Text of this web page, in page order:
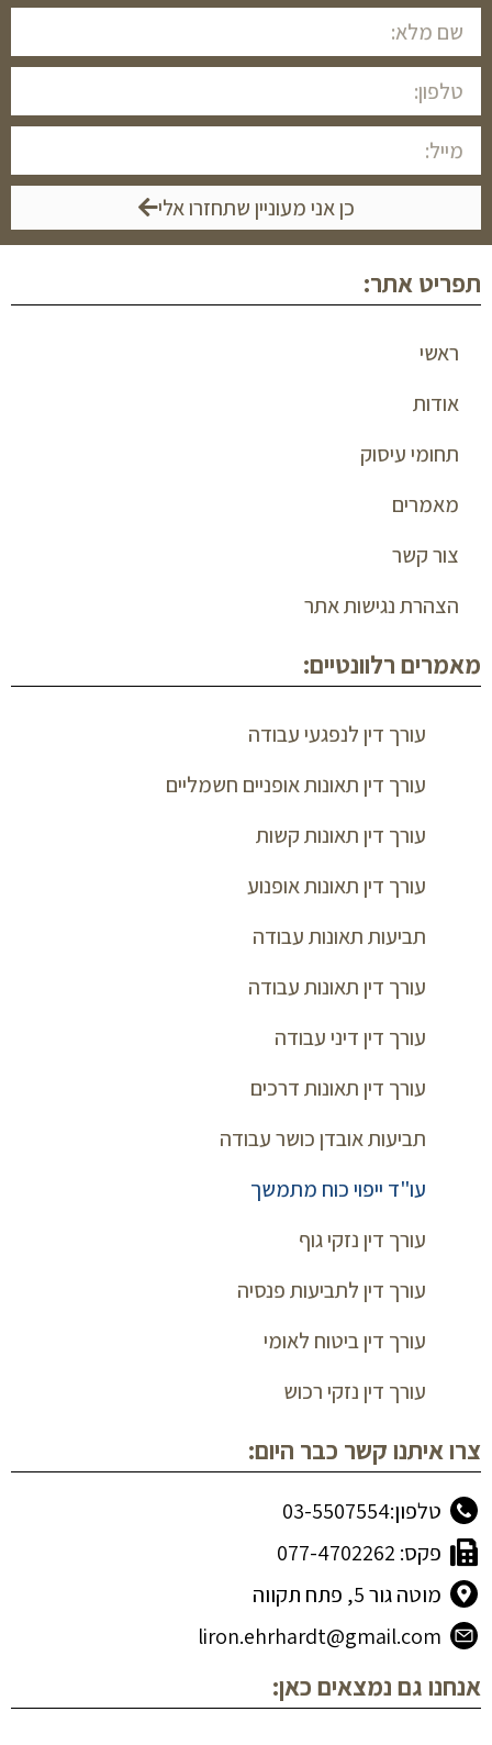
כן אני מעוניין שתחזרו אלי
תפריט אתר:
ראשי
אודות
תחומי עיסוק
מאמרים
צור קשר
הצהרת נגישות אתר
מאמרים רלוונטיים:
עורך דין לנפגעי עבודה
עורך דין תאונות אופניים חשמליים
עורך דין תאונות קשות
עורך דין תאונות אופנוע
תביעות תאונות עבודה
עורך דין תאונות עבודה
עורך דין דיני עבודה
עורך דין תאונות דרכים
תביעות אובדן כושר עבודה
עו"ד ייפוי כוח מתמשך
עורך דין נזקי גוף
עורך דין לתביעות פנסיה
עורך דין ביטוח לאומי
עורך דין נזקי רכוש
צרו איתנו קשר כבר היום:
טלפון:03-5507554
פקס: 077-4702262
מוטה גור 5, פתח תקווה
liron.ehrhardt@gmail.com
אנחנו גם נמצאים כאן: